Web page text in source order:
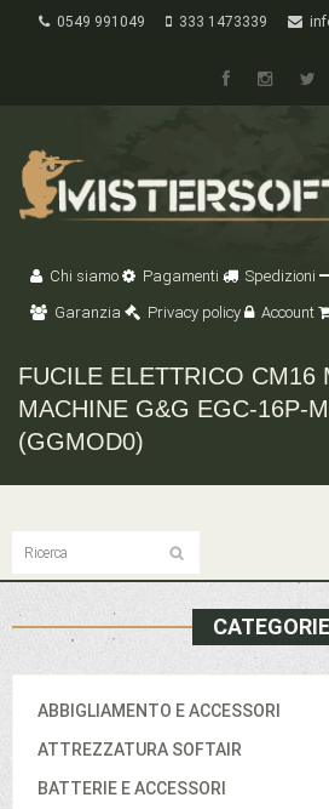
0549 991049 333 1473339
Chi siamo Pagamenti Spedizioni
Garanzia
Privacy policy Account
FUCILE ELETTRICO CM16
MACHINE G&G EGC-16P-
(GGMOD0)
CATEGORIE
ABBIGLIAMENTO E ACCESSORI
ATTREZZATURA SOFTAIR
BATTERIE E ACCESSORI